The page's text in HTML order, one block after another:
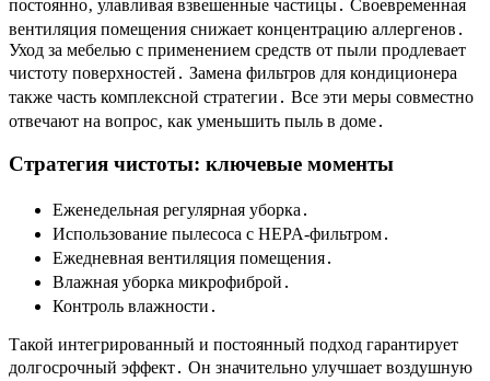
постоянно‚ улавливая взвешенные частицы․ Своевременная
вентиляция помещения снижает концентрацию аллергенов․
Уход за мебелью с применением средств от пыли продлевает
чистоту поверхностей․ Замена фильтров для кондиционера
также часть комплексной стратегии․ Все эти меры совместно
отвечают на вопрос‚ как уменьшить пыль в доме․
Стратегия чистоты: ключевые моменты
Еженедельная регулярная уборка․
Использование пылесоса с HEPA-фильтром․
Ежедневная вентиляция помещения․
Влажная уборка микрофиброй․
Контроль влажности․
Такой интегрированный и постоянный подход гарантирует
долгосрочный эффект․ Он значительно улучшает воздушную